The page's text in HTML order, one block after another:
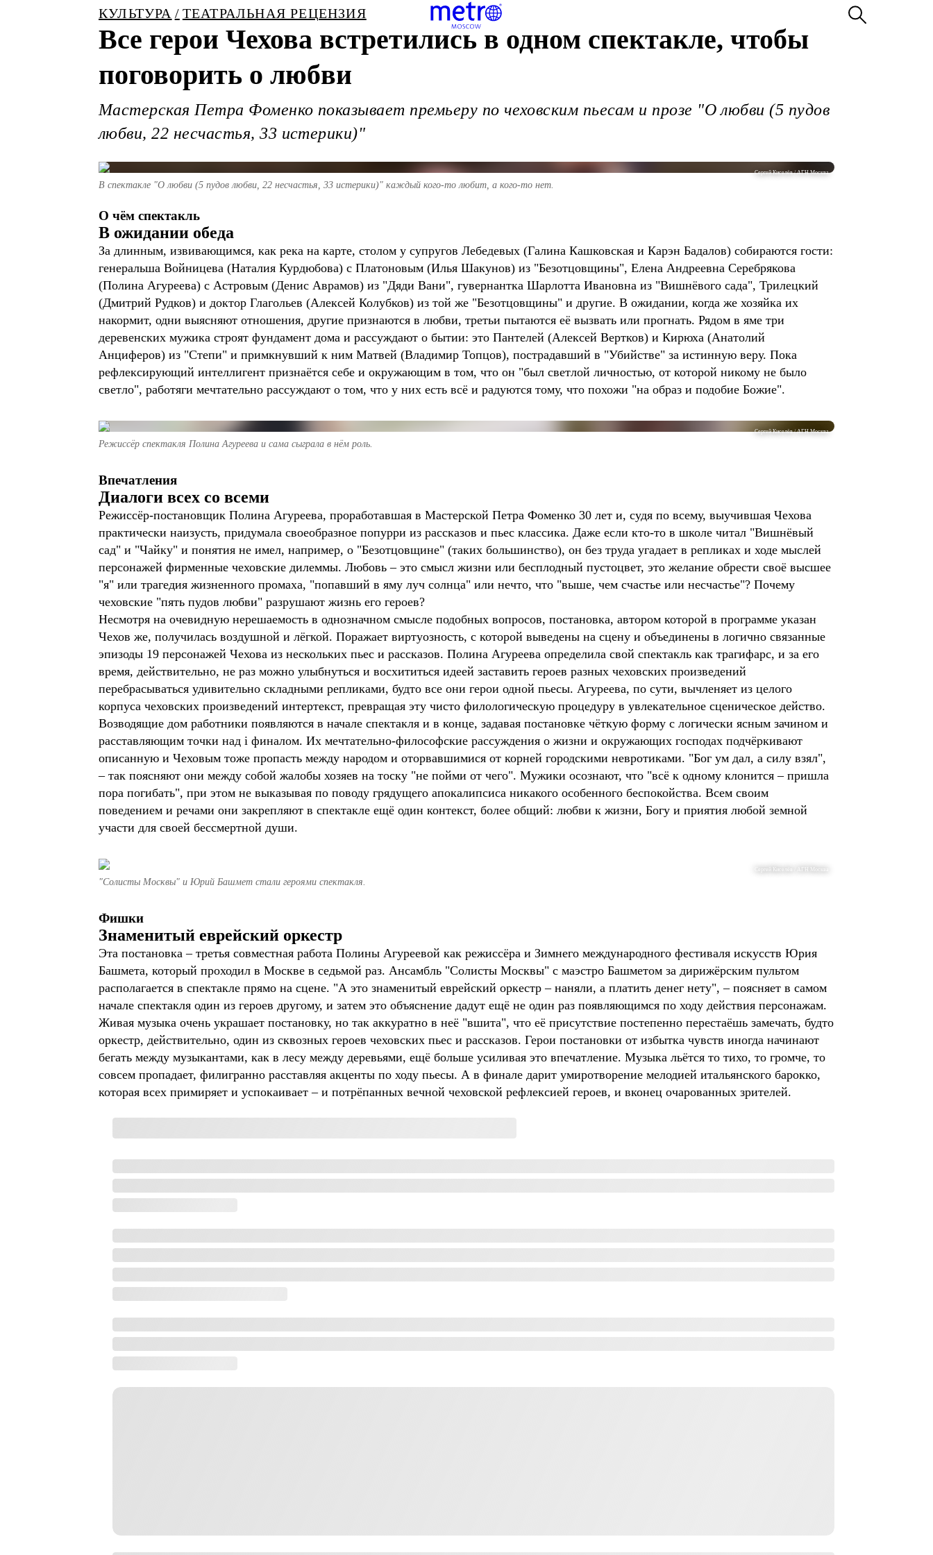
КУЛЬТУРА ТЕАТРАЛЬНАЯ РЕЦЕНЗИЯ
Все герои Чехова встретились в одном спектакле, чтобы
поговорить о любви
Мастерская Петра Фоменко показывает премьеру по чеховским пьесам и прозе "О люб­ви (5 пу­дов
люб­ви, 22 не­счастья, 33 ис­те­ри­ки)"
Сергей Киселёв / АГН Москва
В спектакле "О любви (5 пудов любви, 22 несчастья, 33 истерики)" каждый кого-то любит, а кого-то нет.
О чём спектакль
В ожидании обеда
За длинным, извивающимся, как река на карте, столом у супругов Лебедевых (Галина Кашковская и Карэн Бадалов) собираются гости:
генеральша Войницева (Наталия Курдюбова) с Платоновым (Илья Шакунов) из "Безотцовщины", Елена Андреевна Серебрякова
(Полина Агуреева) с Астровым (Денис Аврамов) из "Дяди Вани", гувернантка Шарлотта Ивановна из "Вишнёвого сада", Трилецкий
(Дмитрий Рудков) и доктор Глагольев (Алексей Колубков) из той же "Безотцовщины" и другие. В ожидании, когда же хозяйка их
накормит, одни выясняют отношения, другие признаются в любви, третьи пытаются её вызвать или прогнать. Рядом в яме три
деревенских мужика строят фундамент дома и рассуждают о бытии: это Пантелей (Алексей Вертков) и Кирюха (Анатолий
Анциферов) из "Степи" и примкнувший к ним Матвей (Владимир Топцов), пострадавший в "Убийстве" за истинную веру. Пока
рефлексирующий интеллигент признаётся себе и окружающим в том, что он "был светлой личностью, от которой никому не было
светло", работяги мечтательно рассуждают о том, что у них есть всё и радуются тому, что похожи "на образ и подобие Божие".
Сергей Киселёв / АГН Москва
Режиссёр спектакля Полина Агуреева и сама сыграла в нём роль.
Впечатления
Диалоги всех со всеми
Режиссёр-постановщик Полина Агуреева, проработавшая в Мастерской Петра Фоменко 30 лет и, судя по всему, выучившая Чехова
практически наизусть, придумала своеобразное попурри из рассказов и пьес классика. Даже если кто-то в школе читал "Вишнёвый
сад" и "Чайку" и понятия не имел, например, о "Безотцовщине" (таких большинство), он без труда угадает в репликах и ходе мыслей
персонажей фирменные чеховские дилеммы. Любовь – это смысл жизни или бесплодный пустоцвет, это желание обрести своё высшее
"я" или трагедия жизненного промаха, "попавший в яму луч солнца" или нечто, что "выше, чем счастье или несчастье"? Почему
чеховские "пять пудов любви" разрушают жизнь его героев?
Несмотря на очевидную нерешаемость в однозначном смысле подобных вопросов, постановка, автором которой в программе указан
Чехов же, получилась воздушной и лёгкой. Поражает виртуозность, с которой выведены на сцену и объединены в логично связанные
эпизоды 19 персонажей Чехова из нескольких пьес и рассказов. Полина Агуреева определила свой спектакль как трагифарс, и за его
время, действительно, не раз можно улыбнуться и восхититься идеей заставить героев разных чеховских произведений
перебрасываться удивительно складными репликами, будто все они герои одной пьесы. Агуреева, по сути, вычленяет из целого
корпуса чеховских произведений интертекст, превращая эту чисто филологическую процедуру в увлекательное сценическое действо.
Возводящие дом работники появляются в начале спектакля и в конце, задавая постановке чёткую форму с логически ясным зачином и
расставляющим точки над i финалом. Их мечтательно-философские рассуждения о жизни и окружающих господах подчёркивают
описанную и Чеховым тоже пропасть между народом и оторвавшимися от корней городскими невротиками. "Бог ум дал, а силу взял",
– так поясняют они между собой жалобы хозяев на тоску "не пойми от чего". Мужики осознают, что "всё к одному клонится – пришла
пора погибать", при этом не выказывая по поводу грядущего апокалипсиса никакого особенного беспокойства. Всем своим
поведением и речами они закрепляют в спектакле ещё один контекст, более общий: любви к жизни, Богу и приятия любой земной
участи для своей бессмертной души.
Сергей Киселёв / АГН Москва
"Солисты Москвы" и Юрий Башмет стали героями спектакля.
Фишки
Знаменитый еврейский оркестр
Эта постановка – третья совместная работа Полины Агуреевой как режиссёра и Зимнего международного фестиваля искусств Юрия
Башмета, который проходил в Москве в седьмой раз. Ансамбль "Солисты Москвы" с маэстро Башметом за дирижёрским пультом
располагается в спектакле прямо на сцене. "А это знаменитый еврейский оркестр – наняли, а платить денег нету", – поясняет в самом
начале спектакля один из героев другому, и затем это объяснение дадут ещё не один раз появляющимся по ходу действия персонажам.
Живая музыка очень украшает постановку, но так аккуратно в неё "вшита", что её присутствие постепенно перестаёшь замечать, будто
оркестр, действительно, один из сквозных героев чеховских пьес и рассказов. Герои постановки от избытка чувств иногда начинают
бегать между музыкантами, как в лесу между деревьями, ещё больше усиливая это впечатление. Музыка льётся то тихо, то громче, то
совсем пропадает, филигранно расставляя акценты по ходу пьесы. А в финале дарит умиротворение мелодией итальянского барокко,
которая всех примиряет и успокаивает – и потрёпанных вечной чеховской рефлексией героев, и вконец очарованных зрителей.